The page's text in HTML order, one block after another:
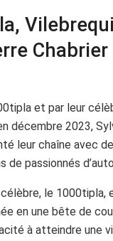
Chabrier
et par leur
décembre 2023,
leur chaîne avec
de passionnés
le 1000tipla,
en une bête de
à atteindre une